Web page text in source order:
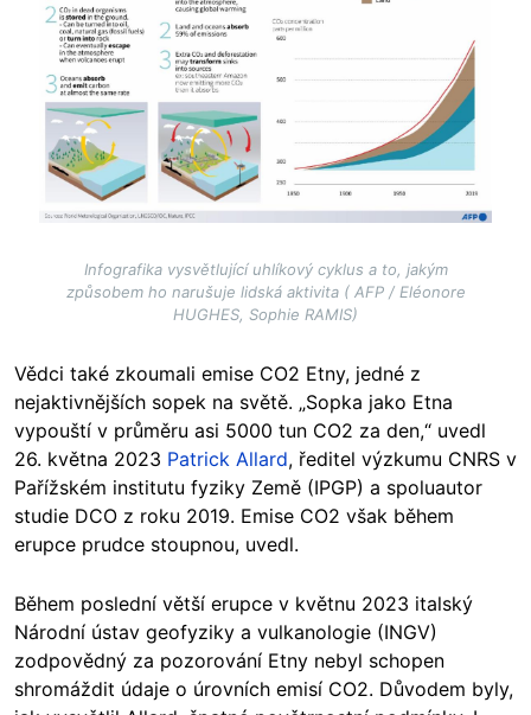
Infografika vysvětlující uhlíkový cyklus a to, jakým
způsobem ho narušuje lidská aktivita ( AFP / Eléonore
HUGHES, Sophie RAMIS)
Vědci také zkoumali emise CO2 Etny, jedné z
nejaktivnějších sopek na světě. „Sopka jako Etna
vypouští v průměru asi 5000 tun CO2 za den,“ uvedl
26. května 2023 Patrick Allard, ředitel výzkumu CNRS v
Pařížském institutu fyziky Země (IPGP) a spoluautor
studie DCO z roku 2019. Emise CO2 však během
erupce prudce stoupnou, uvedl.
Během poslední větší erupce v květnu 2023 italský
Národní ústav geofyziky a vulkanologie (INGV)
zodpovědný za pozorování Etny nebyl schopen
shromáždit údaje o úrovních emisí CO2. Důvodem byly,